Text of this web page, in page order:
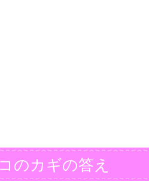
のカギの答え